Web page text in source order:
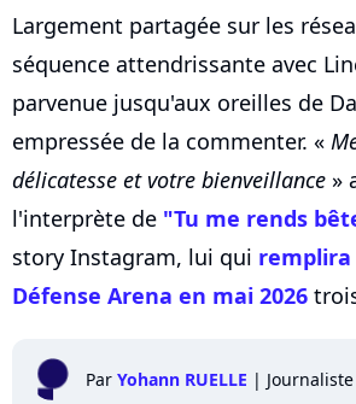
Largement partagée sur les
séquence attendrissante avec
parvenue jusqu'aux oreilles de
empressée de la commenter. «
délicatesse et votre bienveillance »
l'interprète de "Tu me rends
story Instagram, lui qui remplira
Défense Arena en mai 2026
Par Yohann RUELLE | Journaliste